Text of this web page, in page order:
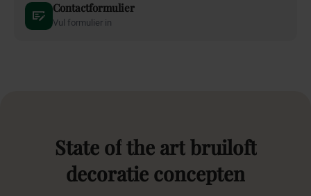
Contactformulier
Vul formulier in
State of the art bruiloft
decoratie concepten